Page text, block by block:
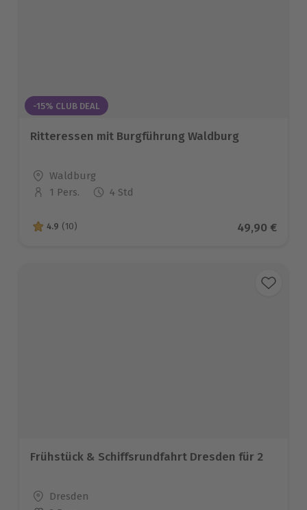
-15% CLUB DEAL
Ritteressen mit Burgführung Waldburg
Standort
Waldburg
Anzahl der Teilnehmer
1 Pers. 4 Std
4.9 von 5 Sternen basierend auf 10 Bewertungen
4.9 (10) Aktueller
49,90 €
Frühstück & Schiffsrundfahrt Dresden für 2
Standort
Dresden